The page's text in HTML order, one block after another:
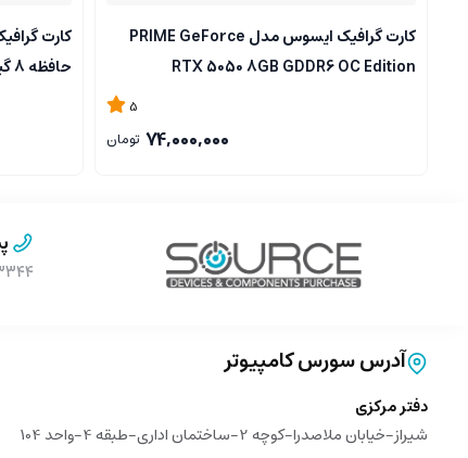
کارت گرافیک ایسوس مدل PRIME GeForce
RTX 5050 8GB GDDR6 OC Edition
5
74,000,000 تومان
حافظه 8 گیگابایت
۹۰۰۰۳۳۴۴
آدرس سورس کامپیوتر
دفتر مرکزی
شیراز-خیابان ملاصدرا-کوچه 2-ساختمان اداری-طبقه 4-واحد 104